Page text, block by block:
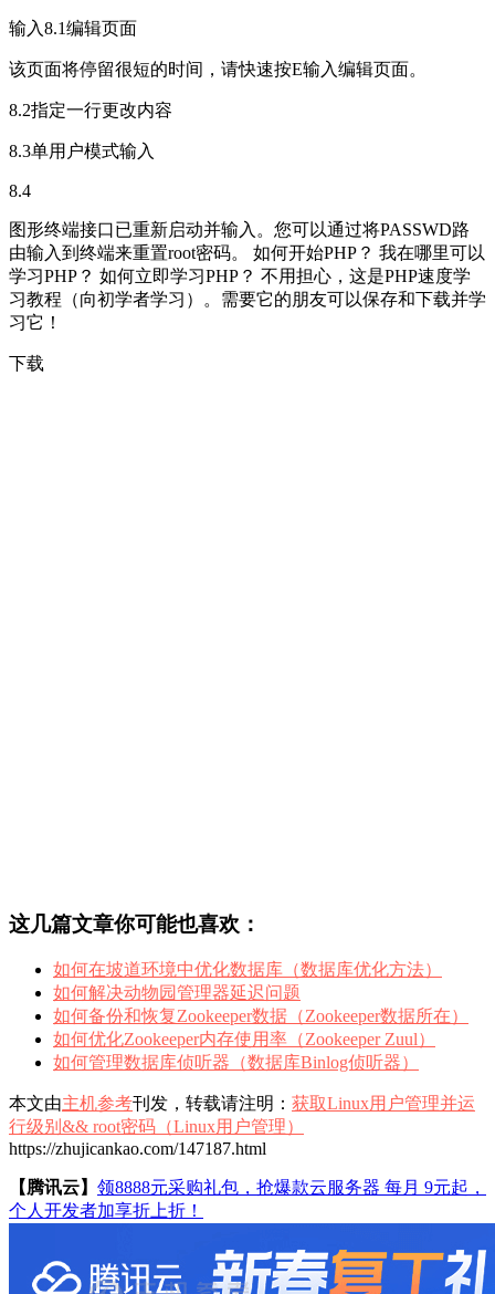
输入8.1编辑页面
该页面将停留很短的时间，请快速按E输入编辑页面。
8.2指定一行更改内容
8.3单用户模式输入
8.4
图形终端接口已重新启动并输入。您可以通过将PASSWD路
由输入到终端来重置root密码。 如何开始PHP？ 我在哪里可以
学习PHP？ 如何立即学习PHP？ 不用担心，这是PHP速度学
习教程（向初学者学习）。需要它的朋友可以保存和下载并学
习它！
下载
这几篇文章你可能也喜欢：
如何在坡道环境中优化数据库（数据库优化方法）
如何解决动物园管理器延迟问题
如何备份和恢复Zookeeper数据（Zookeeper数据所在）
如何优化Zookeeper内存使用率（Zookeeper Zuul）
如何管理数据库侦听器（数据库Binlog侦听器）
本文由主机参考刊发，转载请注明： 获取Linux用户管理并运
行级别&& root密码（Linux用户管理）
https://zhujicankao.com/147187.html
【腾讯云】 领8888元采购礼包，抢爆款云服务器 每月 9元起，
个人开发者加享折上折！